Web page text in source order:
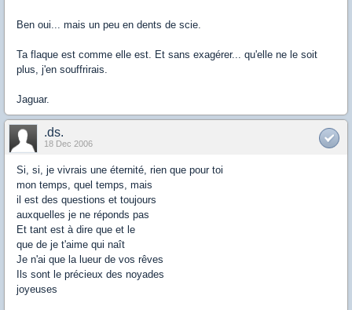
Ben oui... mais un peu en dents de scie.
Ta flaque est comme elle est. Et sans exagérer... qu'elle ne le soit
plus, j'en souffrirais.
Jaguar.
.ds.
18 Dec 2006
Si, si, je vivrais une éternité, rien que pour toi
mon temps, quel temps, mais
il est des questions et toujours
auxquelles je ne réponds pas
Et tant est à dire que et le
que de je t'aime qui naît
Je n'ai que la lueur de vos rêves
Ils sont le précieux des noyades
joyeuses